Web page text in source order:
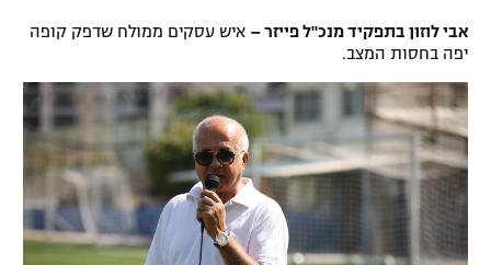
אבי לוזון בתפקיד מנכ"ל פייזר – איש עסקים ממולח שדפק קופה
יפה בחסות המצב.